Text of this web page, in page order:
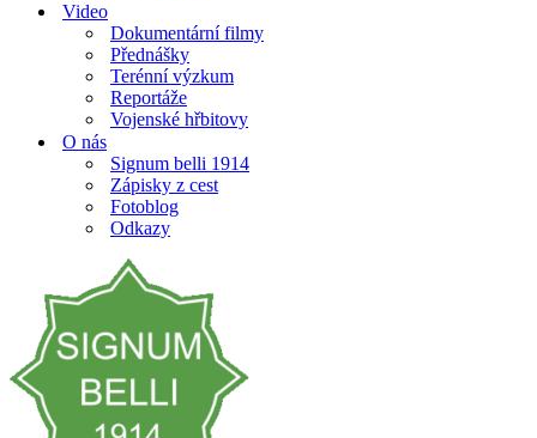
Video
Dokumentární filmy
Přednášky
Terénní výzkum
Reportáže
Vojenské hřbitovy
O nás
Signum belli 1914
Zápisky z cest
Fotoblog
Odkazy